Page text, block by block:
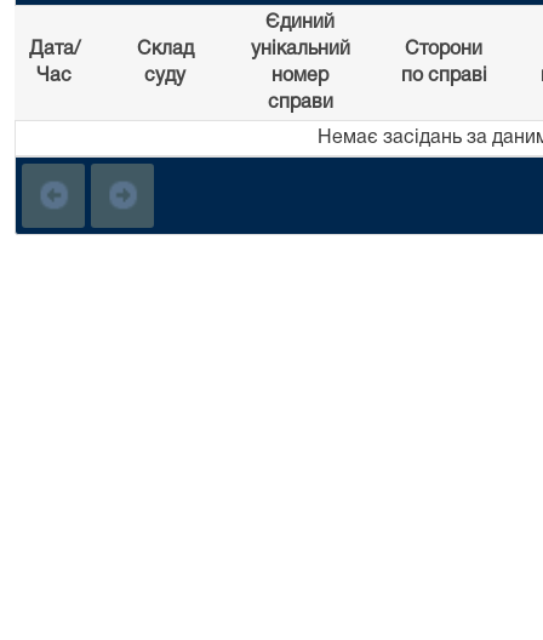
Дата/
Час
Склад
суду
Єдиний
унікальний
номер
справи
Сторони
по справі
Немає засідань за